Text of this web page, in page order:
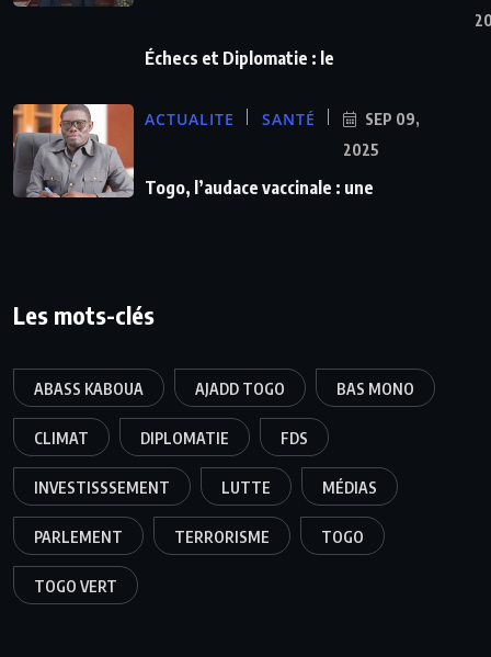
Échecs et Diplomatie : le
ACTUALITE SANTÉ
SEP 09,
2025
Togo, l’audace vaccinale : une
Les mots-clés
ABASS KABOUA AJADD TOGO BAS MONO
CLIMAT DIPLOMATIE FDS
INVESTISSSEMENT LUTTE MÉDIAS
PARLEMENT TERRORISME TOGO
TOGO VERT